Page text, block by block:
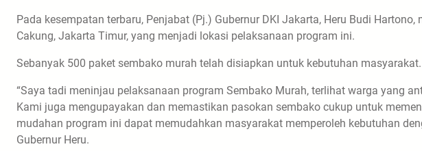
Pada kesempatan terbaru, Penjabat (Pj.) Gubernur DKI Jakarta, Heru Budi
Cakung, Jakarta Timur, yang menjadi lokasi pelaksanaan program ini.
Sebanyak 500 paket sembako murah telah disiapkan untuk kebutuhan masyarakat.
“Saya tadi meninjau pelaksanaan program Sembako Murah, terlihat warga yang
Kami juga mengupayakan dan memastikan pasokan sembako cukup untuk
mudahan program ini dapat memudahkan masyarakat memperoleh kebutuhan
Gubernur Heru.